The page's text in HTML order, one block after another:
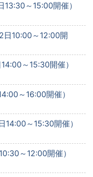
～15:00開催）
日10:00～12:00開
～15:30開催）
～16:00開催）
～15:30開催）
～12:00開催）